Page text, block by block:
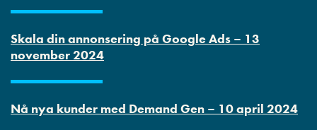
Skala din annonsering på Google Ads – 13
november 2024
Nå nya kunder med Demand Gen – 10 april 2024